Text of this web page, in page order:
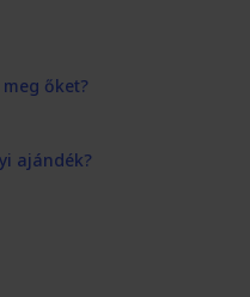
őket?
ajándék?